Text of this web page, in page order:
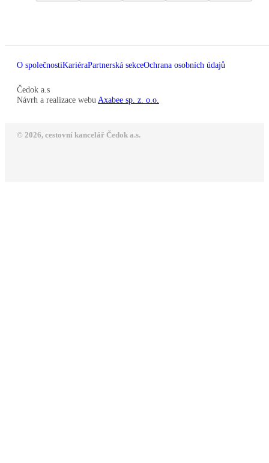
O společnostiKariéraPartnerská sekceOchrana osobních údajů
Čedok a.s
Návrh a realizace webu Axabee sp. z. o.o.
© 2026, cestovní kancelář Čedok a.s.